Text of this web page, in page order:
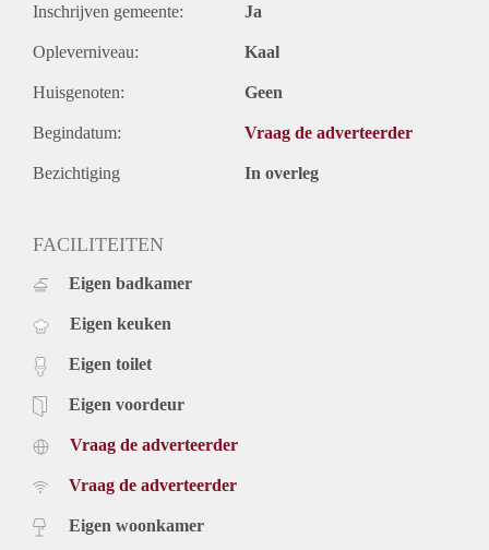
Inschrijven gemeente: Ja
Opleverniveau: Kaal
Huisgenoten: Geen
Begindatum: Vraag de adverteerder
Bezichtiging In overleg
FACILITEITEN
Eigen badkamer
Eigen keuken
Eigen toilet
Eigen voordeur
Vraag de adverteerder
Vraag de adverteerder
Eigen woonkamer